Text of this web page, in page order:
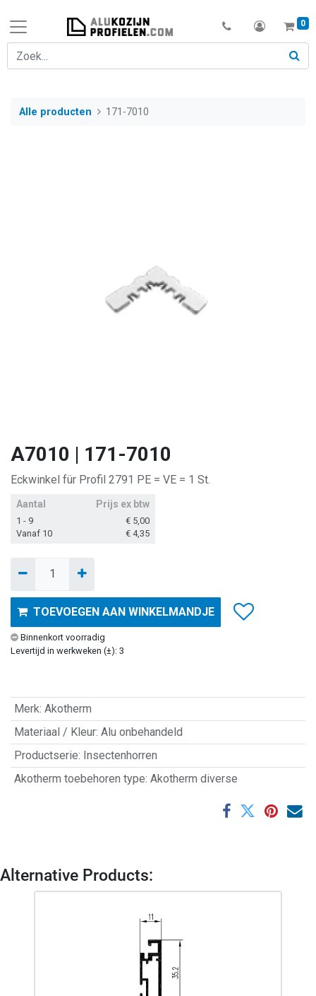
0
Alle producten 171-7010
A7010 | 171-7010
Eckwinkel für Profil 2791 PE = VE = 1 St.
Aantal Prijs ex btw
1 - 9 € 5,00
Vanaf 10
€ 4,35
TOEVOEGEN AAN WINKELMANDJE
Binnenkort voorradig
Levertijd in werkweken (±): 3
Merk: Akotherm
Materiaal / Kleur: Alu onbehandeld
Productserie: Insectenhorren
Akotherm toebehoren type: Akotherm diverse
Alternative Products: